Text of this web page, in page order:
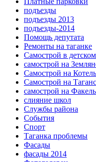
подъезды
подъезды 2013
подъезды-2014
Помощь депутата
Ремонты на таганке
Самострой в
самострой на
Самострой на
Самострой на
самострой на
слияние школ
Службы района
События
Спорт
Таганка проблемы
Фасады
фасады 2014